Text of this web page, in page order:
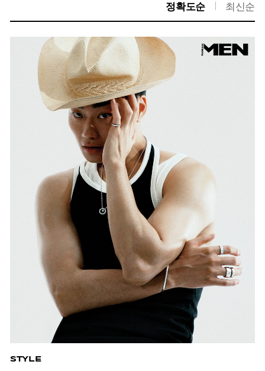
정확도순 최신순
STYLE